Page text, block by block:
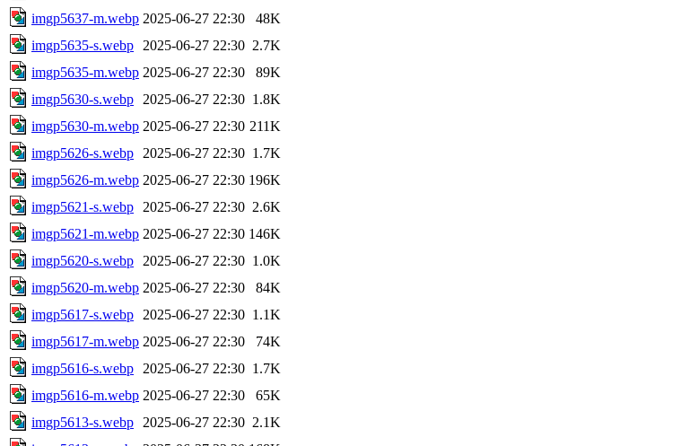
imgp5637-m.webp 2025-06-27 22:30
48K
imgp5635-s.webp
2025-06-27 22:30 2.7K
imgp5635-m.webp 2025-06-27 22:30
89K
imgp5630-s.webp
2025-06-27 22:30 1.8K
imgp5630-m.webp 2025-06-27 22:30 211K
imgp5626-s.webp
2025-06-27 22:30 1.7K
imgp5626-m.webp 2025-06-27 22:30 196K
imgp5621-s.webp
2025-06-27 22:30 2.6K
imgp5621-m.webp 2025-06-27 22:30 146K
imgp5620-s.webp
2025-06-27 22:30 1.0K
imgp5620-m.webp 2025-06-27 22:30
84K
imgp5617-s.webp
2025-06-27 22:30 1.1K
imgp5617-m.webp 2025-06-27 22:30
74K
imgp5616-s.webp
2025-06-27 22:30 1.7K
imgp5616-m.webp 2025-06-27 22:30
65K
imgp5613-s.webp
2025-06-27 22:30 2.1K